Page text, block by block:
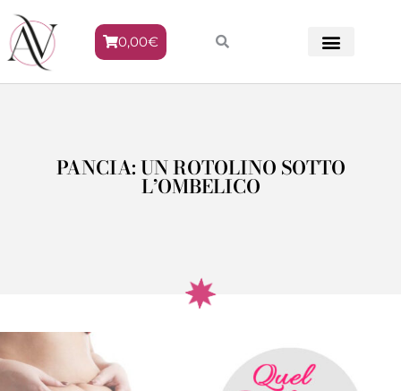
0,00€
PANCIA: UN ROTOLINO SOTTO
L’OMBELICO